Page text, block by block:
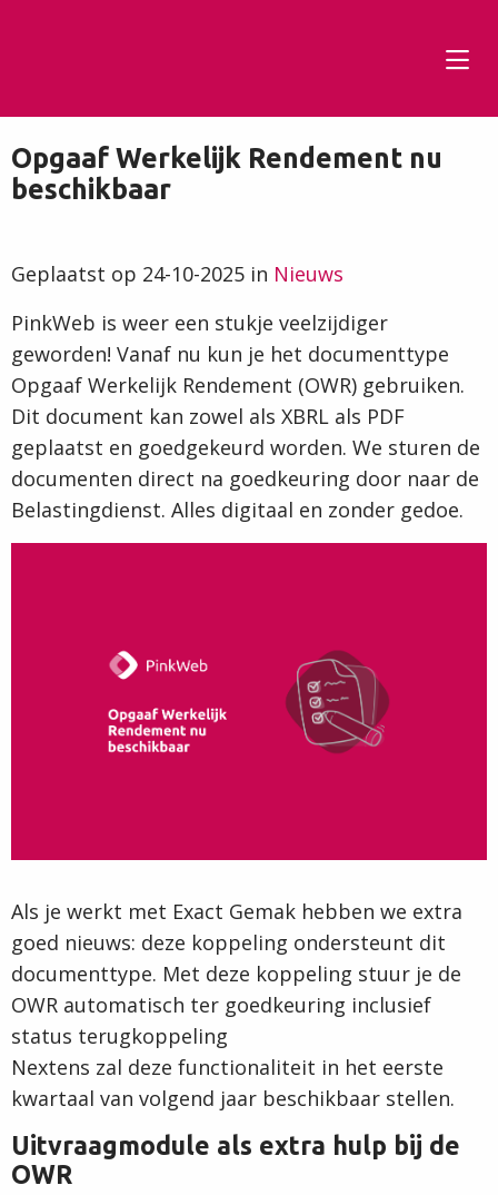
Opgaaf Werkelijk Rendement nu
beschikbaar
Geplaatst op 24-10-2025 in Nieuws
PinkWeb is weer een stukje veelzijdiger
geworden! Vanaf nu kun je het documenttype
Opgaaf Werkelijk Rendement (OWR) gebruiken.
Dit document kan zowel als XBRL als PDF
geplaatst en goedgekeurd worden. We sturen de
documenten direct na goedkeuring door naar de
Belastingdienst. Alles digitaal en zonder gedoe.
Als je werkt met Exact Gemak hebben we extra
goed nieuws: deze koppeling ondersteunt dit
documenttype. Met deze koppeling stuur je de
OWR automatisch ter goedkeuring inclusief
status terugkoppeling
Nextens zal deze functionaliteit in het eerste
kwartaal van volgend jaar beschikbaar stellen.
Uitvraagmodule als extra hulp bij de
OWR